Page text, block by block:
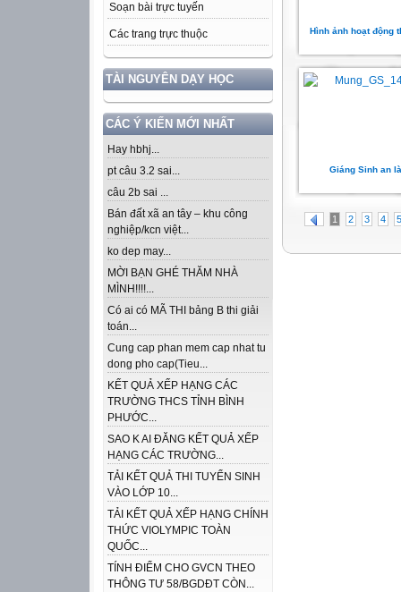
Soạn bài trực tuyến
Các trang trực thuộc
TÀI NGUYÊN DẠY HỌC
CÁC Ý KIẾN MỚI NHẤT
Hay hbhj...
pt câu 3.2 sai...
câu 2b sai ...
Bán đất xã an tây – khu công
nghiệp/kcn việt...
ko dep may...
MỜI BẠN GHÉ THĂM NHÀ
MÌNH!!!!...
Có ai có MÃ THI bảng B thi giải
toán...
Cung cap phan mem cap nhat tu
dong pho cap(Tieu...
KẾT QUẢ XẾP HẠNG CÁC
TRƯỜNG THCS TỈNH BÌNH
PHƯỚC...
SAO K AI ĐĂNG KẾT QUẢ XẾP
HẠNG CÁC TRƯỜNG...
TẢI KẾT QUẢ THI TUYỂN SINH
VÀO LỚP 10...
TẢI KẾT QUẢ XẾP HẠNG CHÍNH
THỨC VIOLYMPIC TOÀN
QUỐC...
TÍNH ĐIỂM CHO GVCN THEO
THÔNG TƯ 58/BGDĐT CÒN...
Hình ảnh hoạt động
Giáng Sinh an
1 2 3 4 5